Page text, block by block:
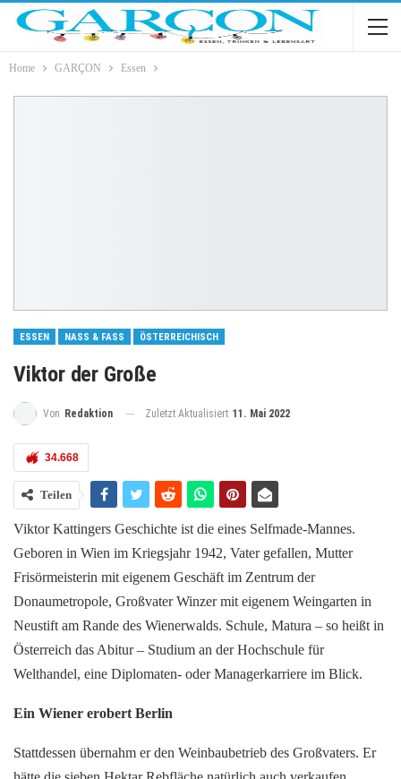
Home GARÇON Essen
ESSEN NASS & FASS ÖSTERREICHISCH
Viktor der Große
Von Redaktion Zuletzt Aktualisiert 11. Mai 2022
34.668
Teilen
Viktor Kattingers Geschichte ist die eines Selfmade-Mannes.
Geboren in Wien im Kriegsjahr 1942, Vater gefallen, Mutter
Frisörmeisterin mit eigenem Geschäft im Zentrum der
Donaumetropole, Großvater Winzer mit eigenem Weingarten in
Neustift am Rande des Wienerwalds. Schule, Matura – so heißt in
Österreich das Abitur – Studium an der Hochschule für
Welthandel, eine Diplomaten- oder Managerkarriere im Blick.
Ein Wiener erobert Berlin
Stattdessen übernahm er den Weinbaubetrieb des Großvaters. Er